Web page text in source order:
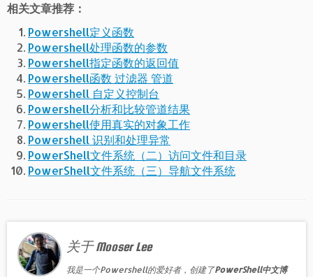
相关文章推荐：
Powershell定义函数
Powershell处理函数的参数
Powershell指定函数的返回值
Powershell函数 过滤器 管道
Powershell 自定义控制台
Powershell分析和比较管道结果
Powershell使用真实的对象工作
Powershell 识别和处理异常
PowerShell文件系统（二）访问文件和目录
PowerShell文件系统（三）导航文件系统
关于 Mooser Lee
我是一个Powershell的爱好者，创建了PowerShell中文博